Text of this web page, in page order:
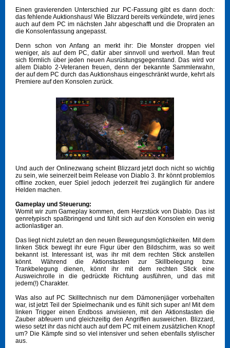
Einen gravierenden Unterschied zur PC-Fassung gibt es dann doch:
das fehlende Auktionshaus! Wie Blizzard bereits verkündete, wird jenes
auch auf dem PC im nächsten Jahr abgeschafft und die Dropraten an
die Konsolenfassung angepasst.
Denn schon von Anfang an merkt ihr: Die Monster droppen viel
weniger, als auf dem PC, dafür aber sinnvoll und wertvoll. Man freut
sich förmlich über jeden neuen Ausrüstungsgegenstand. Das wird vor
allem Diablo 2-Veteranen freuen, denn der bekannte Sammlerwahn,
der auf dem PC durch das Auktionshaus eingeschränkt wurde, kehrt als
Premiere auf den Konsolen zurück.
Und auch der Onlinezwang scheint Blizzard jetzt doch nicht so wichtig
zu sein, wie seinerzeit beim Release von Diablo 3. Ihr könnt problemlos
offline zocken, euer Spiel jedoch jederzeit frei zugänglich für andere
Helden machen.
Gameplay und Steuerung:
Womit wir zum Gameplay kommen, dem Herzstück von Diablo. Das ist
genretypisch spaßbringend und fühlt sich auf den Konsolen ein wenig
actionlastiger an.
Das liegt nicht zuletzt an den neuen Bewegungsmöglichkeiten. Mit dem
linken Stick bewegt ihr eure Figur über den Bildschirm, was so weit
bekannt ist. Interessant ist, was ihr mit dem rechten Stick anstellen
könnt. Während die Aktionstasten zur Skillbelegung bzw.
Trankbelegung dienen, könnt ihr mit dem rechten Stick eine
Ausweichrolle in die gedrückte Richtung ausführen, und das mit
jedem(!) Charakter.
Was also auf PC Skilltechnisch nur dem Dämonenjäger vorbehalten
war, ist jetzt Teil der Spielmechanik und es fühlt sich super an! Mit dem
linken Trigger einen Endboss anvisieren, mit den Aktionstasten die
Zauber abfeuern und gleichzeitig den Angriffen ausweichen. Blizzard,
wieso setzt ihr das nicht auch auf dem PC mit einem zusätzlichen Knopf
um? Die Kämpfe sind so viel intensiver und sehen ebenfalls stylischer
aus.